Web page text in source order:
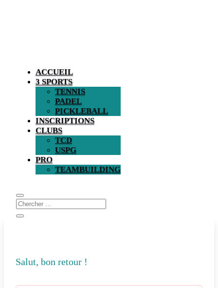
ACCUEIL
3 SPORTS
TENNIS
PADEL
PICKLEBALL
INSCRIPTIONS
CLUBS
TCD
USPG
PRO
TEAMBUILDING
Salut, bon retour !